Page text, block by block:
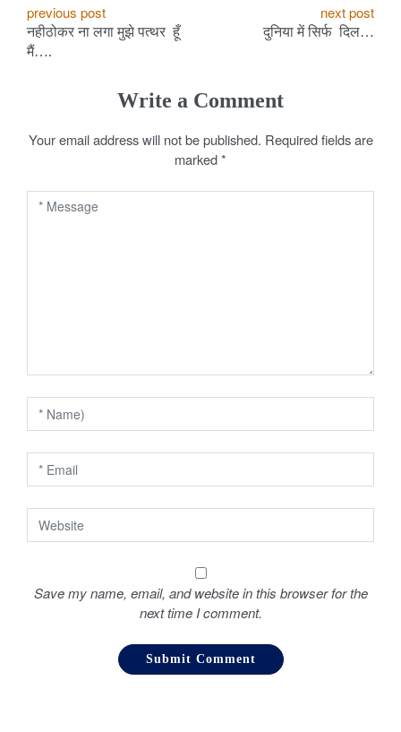
P
o
n
a
i
o
n
previous post
नहीठोकर ना लगा मुझे पत्थर हूँ
मैं….
next post
दुनिया में सिर्फ दिल…
Write a Comment
Your email address will not be published. Required fields are
marked*
Save my name, email, and website in this browser for the
next time I comment.